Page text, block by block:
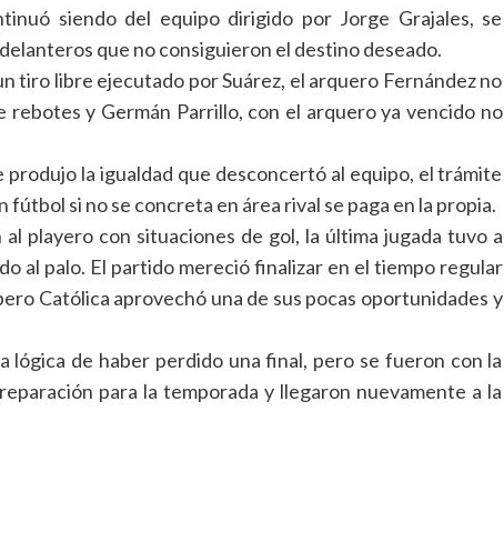
siendo del equipo dirigido por Jorge Grajales, se
que no consiguieron el destino deseado.
tiro libre ejecutado por Suárez, el arquero Fernández no
y Germán Parrillo, con el arquero ya vencido no
produjo la igualdad que desconcertó al equipo, el trámite
si no se concreta en área rival se paga en la propia.
playero con situaciones de gol, la última jugada tuvo a
al palo. El partido mereció finalizar en el tiempo regular
Católica aprovechó una de sus pocas oportunidades y
lógica de haber perdido una final, pero se fueron con la
para la temporada y llegaron nuevamente a la